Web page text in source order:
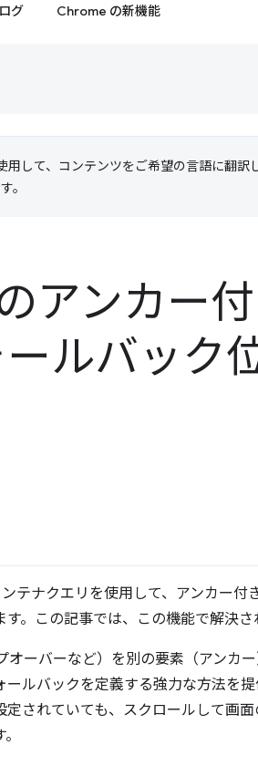
グ Chrome の新機能
用して、コンテンツをご希望の言語に翻訳
。
アンカー
ルバック
テナクエリを使用して、アンカー付
。この記事では、この機能で解決さ
オーバーなど）を別の要素（アンカ
ルバックを定義する強力な方法を
されていても、スクロールして画